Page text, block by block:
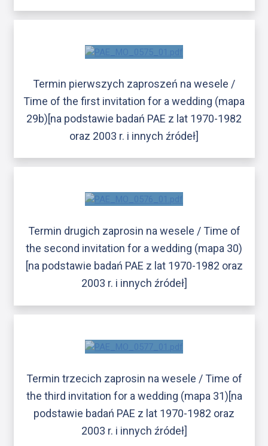
Termin pierwszych zaproszeń na wesele /
Time of the first invitation for a wedding (mapa
29b)[na podstawie badań PAE z lat 1970-1982
oraz 2003 r. i innych źródeł]
Termin drugich zaprosin na wesele / Time of
the second invitation for a wedding (mapa 30)
[na podstawie badań PAE z lat 1970-1982 oraz
2003 r. i innych źródeł]
Termin trzecich zaprosin na wesele / Time of
the third invitation for a wedding (mapa 31)[na
podstawie badań PAE z lat 1970-1982 oraz
2003 r. i innych źródeł]